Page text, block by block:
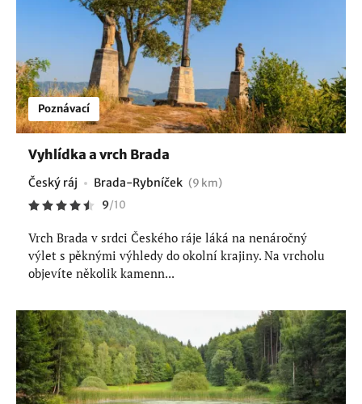
Poznávací
Vyhlídka a vrch Brada
Český ráj Brada-Rybníček (9 km)
9/10
Vrch Brada v srdci Českého ráje láká na nenáročný
výlet s pěknými výhledy do okolní krajiny. Na vrcholu
objevíte několik kamenn...